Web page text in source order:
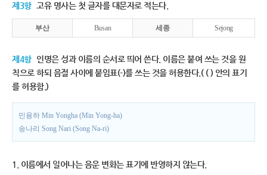
제3항 고유 명사는 첫 글자를 대문자로 적는다.
부산 Busan 세종 Sejong
제4항 인명은 성과 이름의 순서로 띄어 쓴다. 이름은 붙여 쓰는 것을 원
칙으로 하되 음절 사이에 붙임표(-)를 쓰는 것을 허용한다.( ( ) 안의 표기
를 허용함.)
민용하 Min Yongha (Min Yong-ha)
송나리 Song Nari (Song Na-ri)
1. 이름에서 일어나는 음운 변화는 표기에 반영하지 않는다.